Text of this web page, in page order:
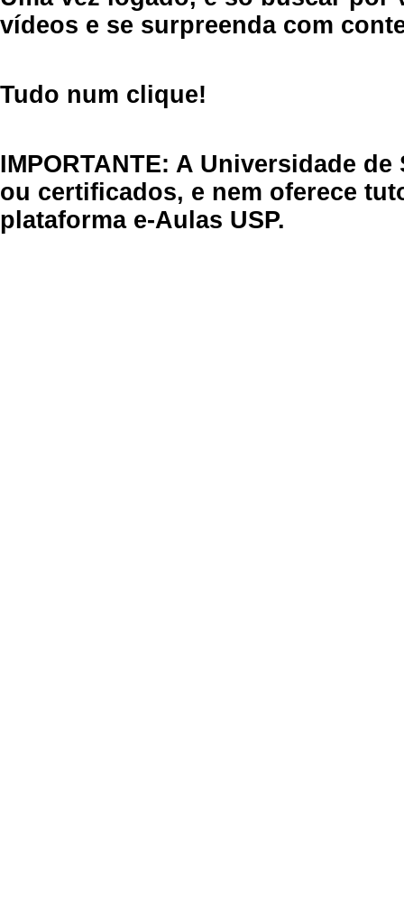
vídeos e se surpreenda com
Tudo num clique!
IMPORTANTE: A Universidade
ou certificados, e nem oferece
plataforma e-Aulas USP.